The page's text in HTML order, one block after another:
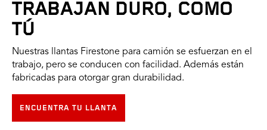
TRABAJAN DURO, COMO
TÚ
Nuestras llantas Firestone para camión se esfuerzan en el
trabajo, pero se conducen con facilidad. Además están
fabricadas para otorgar gran durabilidad.
ENCUENTRA TU LLANTA